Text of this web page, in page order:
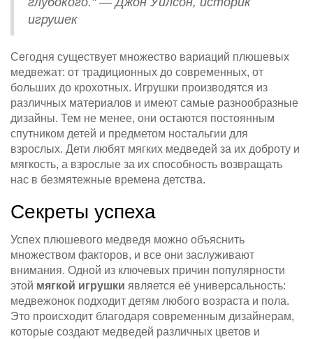
игрушек
Сегодня существует множество вариаций плюшевых
медвежат: от традиционных до современных, от
больших до крохотных. Игрушки производятся из
различных материалов и имеют самые разнообразные
дизайны. Тем не менее, они остаются постоянным
спутником детей и предметом ностальгии для
взрослых. Дети любят мягких медведей за их доброту и
мягкость, а взрослые за их способность возвращать
нас в безмятежные времена детства.
Секреты успеха
Успех плюшевого медведя можно объяснить
множеством факторов, и все они заслуживают
внимания. Одной из ключевых причин популярности
этой мягкой игрушки является её универсальность:
медвежонок подходит детям любого возраста и пола.
Это происходит благодаря современным дизайнерам,
которые создают медведей различных цветов и